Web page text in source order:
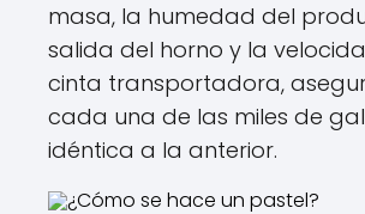
masa, la humedad del
salida del horno y la
cinta transportadora,
cada una de las miles de
idéntica a la anterior.